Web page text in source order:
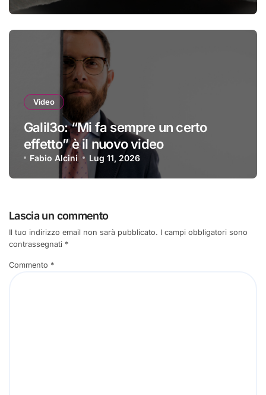
Video
Galil3o: “Mi fa sempre un certo
effetto” è il nuovo video
Fabio Alcini Lug 11, 2026
Lascia un commento
Il tuo indirizzo email non sarà pubblicato. I campi obbligatori sono
contrassegnati *
Commento *